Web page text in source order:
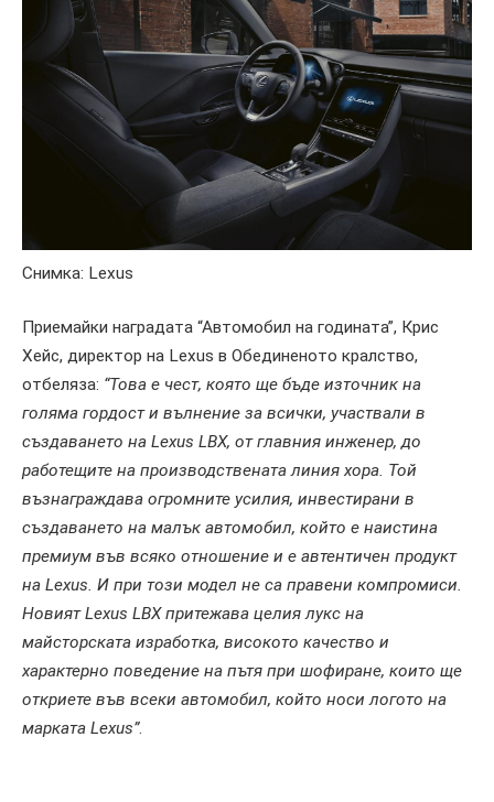
Снимка: Lexus
Приемайки наградата “Автомобил на годината”, Крис
Хейс, директор на Lexus в Обединеното кралство,
отбеляза: “Това е чест, която ще бъде източник на
голяма гордост и вълнение за всички, участвали в
създаването на Lexus LBX, от главния инженер, до
работещите на производствената линия хора. Той
възнаграждава огромните усилия, инвестирани в
създаването на малък автомобил, който е наистина
премиум във всяко отношение и е автентичен продукт
на Lexus. И при този модел не са правени компромиси.
Новият Lexus LBX притежава целия лукс на
майсторската изработка, високото качество и
характерно поведение на пътя при шофиране, които ще
откриете във всеки автомобил, който носи логото на
марката Lexus”.